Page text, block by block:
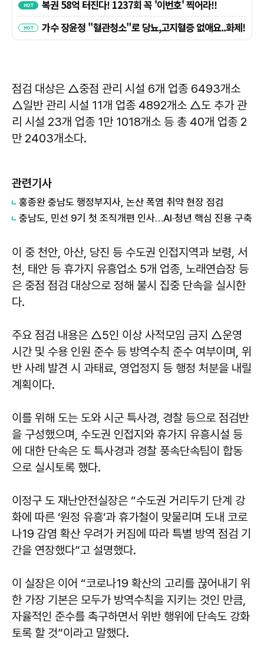
점검 대상은 △중점 관리 시설 6개 업종 6493개소
△일반 관리 시설 11개 업종 4892개소 △도 추가 관
리 시설 23개 업종 1만 1018개소 등 총 40개 업종 2
만 2403개소다.
관련기사
홍종완 충남도 행정부지사, 논산 폭염 취약 현장 점검
충남도, 민선 9기 첫 조직개편 인사…AI·청년 핵심 진용 구축
이 중 천안, 아산, 당진 등 수도권 인접지역과 보령, 서
천, 태안 등 휴가지 유흥업소 5개 업종, 노래연습장 등
은 중점 점검 대상으로 정해 불시 집중 단속을 실시한
다.
주요 점검 내용은 △5인 이상 사적모임 금지 △운영
시간 및 수용 인원 준수 등 방역수칙 준수 여부이며, 위
반 사례 발견 시 과태료, 영업정지 등 행정 처분을 내릴
계획이다.
이를 위해 도는 도와 시군 특사경, 경찰 등으로 점검반
을 구성했으며, 수도권 인접지와 휴가지 유흥시설 등
에 대한 단속은 도 특사경과 경찰 풍속단속팀이 합동
으로 실시토록 했다.
이정구 도 재난안전실장은 “수도권 거리두기 단계 강
화에 따른 ‘원정 유흥’과 휴가철이 맞물리며 도내 코로
나19 감염 확산 우려가 커짐에 따라 특별 방역 점검 기
간을 연장했다”고 설명했다.
이 실장은 이어 “코로나19 확산의 고리를 끊어내기 위
한 가장 기본은 모두가 방역수칙을 지키는 것인 만큼,
자율적인 준수를 촉구하면서 위반 행위에 단속도 강화
토록 할 것”이라고 말했다.